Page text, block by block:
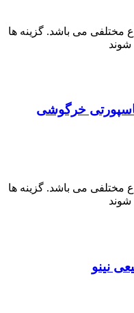
مختلفی می باشد. گزینه ها
مختلفی می باشد. گزینه ها